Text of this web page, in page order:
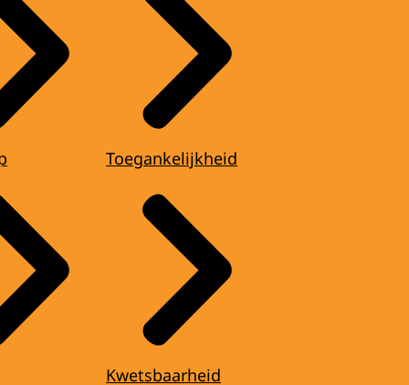
Toegankelijkheid
Kwetsbaarheid